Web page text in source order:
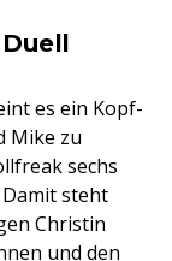
es ein Kopf-
Mike zu
sechs
steht
Christin
und den